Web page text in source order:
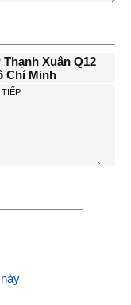
Thạnh Xuân Q12
Chí Minh